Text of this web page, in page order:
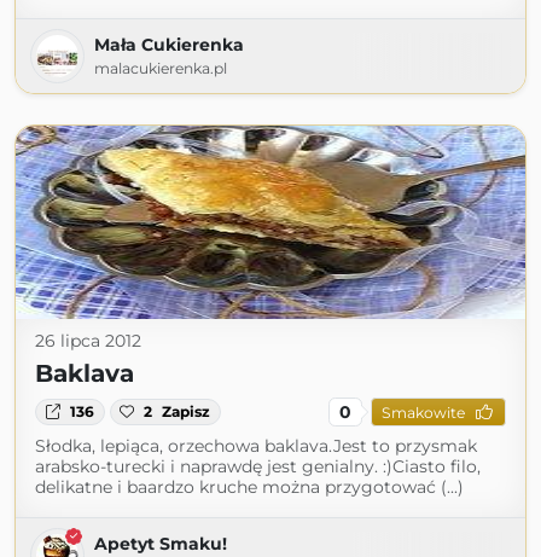
Mała Cukierenka
malacukierenka.pl
26 lipca 2012
Baklava
136 2 Zapisz 0 Smakowite
Słodka, lepiąca, orzechowa baklava.Jest to przysmak
arabsko-turecki i naprawdę jest genialny. :)Ciasto filo,
delikatne i baardzo kruche można przygotować (...)
Apetyt Smaku!